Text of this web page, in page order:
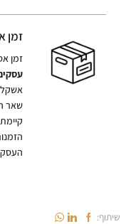
זמן
זמן
שאר הארץ
שיתוף: